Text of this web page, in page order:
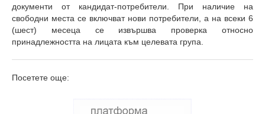
документи от кандидат-потребители. При наличие на
свободни места се включват нови потребители, а на всеки 6
(шест) месеца се извършва проверка относно
принадлежността на лицата към целевата група.
Посетете още: